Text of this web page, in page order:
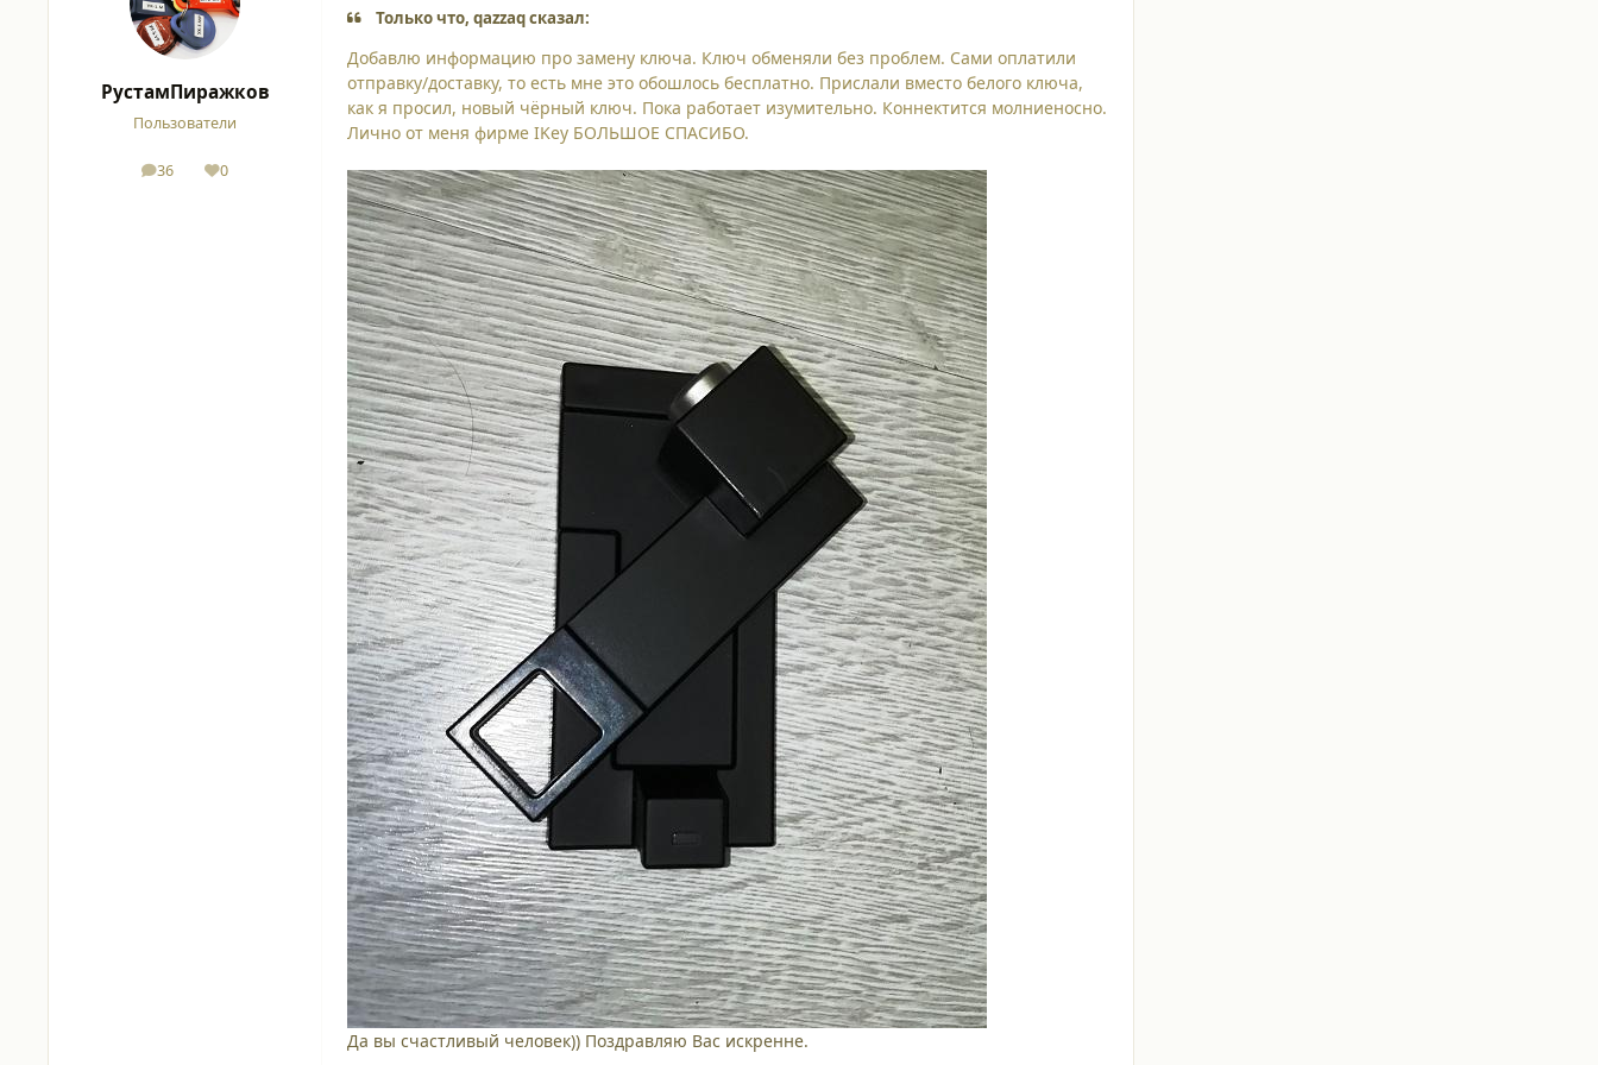
РустамПиражков
Пользователи
36
сообщения
0
Репутация
Только что, qazzaq сказал:
Добавлю информацию про замену ключа. Ключ обменяли без проблем. Сами оплатили
отправку/доставку, то есть мне это обошлось бесплатно. Прислали вместо белого ключа,
как я просил, новый чёрный ключ. Пока работает изумительно. Коннектится молниеносно.
Лично от меня фирме IKey БОЛЬШОЕ СПАСИБО.
Да вы счастливый человек)) Поздравляю Вас искренне.